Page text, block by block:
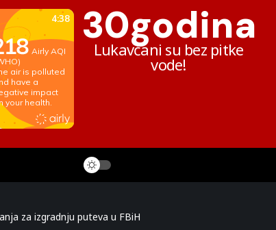
30godina
Lukavčani su bez pitke
vode!
za izgradnju puteva u FBiH